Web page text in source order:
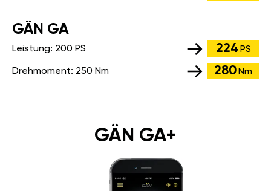
GÄN GA
Leistung: 200 PS 224 PS
Drehmoment: 250 Nm 280 Nm
GÄN GA+